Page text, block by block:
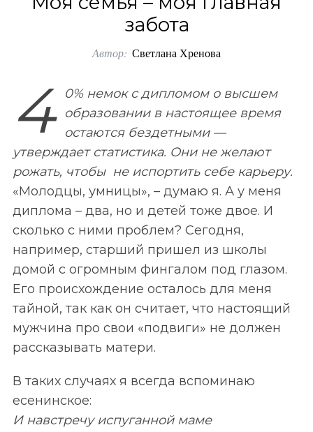
забота
Автор: Светлана Хренова
4
0% немок с дипломом о высшем
образовании в настоящее время
остаются бездетными —
утверждает статистика. Они не желают
рожать, чтобы не испортить себе карьеру.
«Молодцы, умницы», – думаю я. А у меня
диплома – два, но и детей тоже двое. И
сколько с ними проблем? Сегодня,
например, старший пришел из школы
домой с огромным фингалом под глазом.
Его происхождение осталось для меня
тайной, так как он считает, что настоящий
мужчина про свои «подвиги» не должен
рассказывать матери.
В таких случаях я всегда вспоминаю
есенинское:
И навстречу испуганной маме